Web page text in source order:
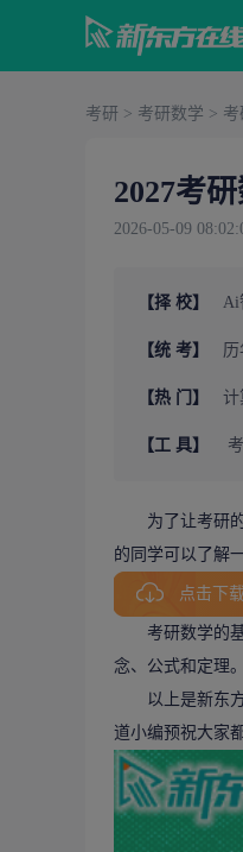
考研 > 考研数学 >
2027考
2026-05-09
【择 校】 Ai
【统 考】
【热 门】 计
【工 具】
为了让考研
的同学可以了解
点击下
考研数学的基
念、公式和定理
以上是新东方
道小编预祝大家